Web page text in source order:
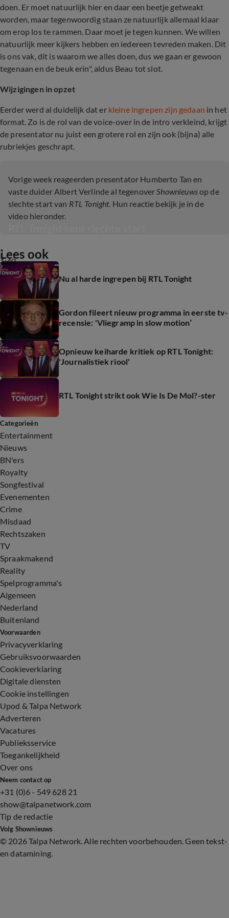
doen. Er moet natuurlijk hier en daar een beetje getweakt
worden, maar tegenwoordig staan ze natuurlijk allemaal klaar
om erop los te rammen. Daar moet je tegen kunnen. We willen
natuurlijk meer kijkers hebben en iedereen tevreden maken. Dit
is ons vak, dit is waarom we alles doen, dus we gaan er gewoon
tegenaan en de beuk erin", aldus Beau tot slot.
Wijzigingen in opzet
Eerder werd al duidelijk dat er kleine ingrepen zijn gedaan in het
format. Zo is de rol van de voice-over in de intro verkleind, krijgt
de presentator nu juist een grotere rol en zijn ook (bijna) alle
rubriekjes geschrapt.
Vorige week reageerden presentator Humberto Tan en
vaste duider Albert Verlinde al tegenoverShownieuwsop de
slechte start van RTL Tonight. Hun reactie bekijk je in de
video hieronder.
1:40
Lees ook
Nu al harde ingrepen bij RTL Tonight
Gordon fileert nieuw programma in eerste tv-
recensie: 'Vliegramp in slow motion’
Opnieuw keiharde kritiek op RTL Tonight:
'Journalistiek riool'
RTL Tonight strikt ook Wie Is De Mol?-ster
Categorieën
Entertainment
Nieuws
BN'ers
Royalty
Songfestival
Evenementen
Crime
Misdaad
Rechtszaken
TV
Spraakmakend
Reality
Spelprogramma's
Algemeen
Nederland
Buitenland
Voorwaarden
Privacyverklaring
Gebruiksvoorwaarden
Cookieverklaring
Digitale diensten
Cookie instellingen
Upod & Talpa Network
Adverteren
Vacatures
Publieksservice
Toegankelijkheid
Over ons
Neem contact op
+31 (0)6 - 549 628 21
show@talpanetwork.com
Tip de redactie
Volg Shownieuws
© 2026 Talpa Network. Alle rechten voorbehouden. Geen tekst-
en datamining.